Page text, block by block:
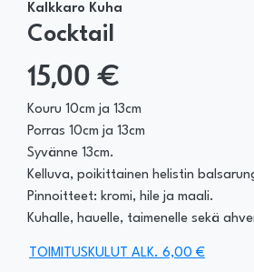
Kalkkaro Kuha
Cocktail
15,00 €
Kouru 10cm ja 13cm
Porras 10cm ja 13cm
Syvänne 13cm.
Kelluva, poikittainen helistin
Pinnoitteet: kromi, hile ja maali.
Kuhalle, hauelle, taimenelle sekä
TOIMITUSKULUT ALK. 6,00 €